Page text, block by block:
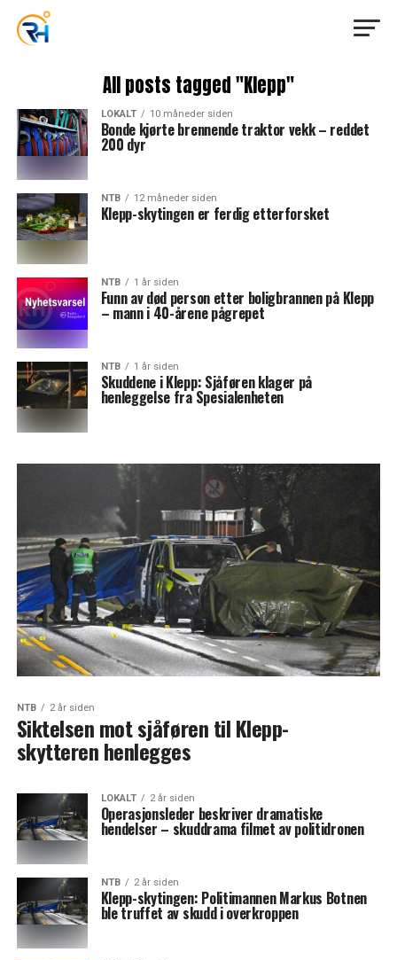
All posts tagged "Klepp"
LOKALT 10 måneder siden
Bonde kjørte brennende traktor vekk – reddet
200 dyr
NTB 12 måneder siden
Klepp-skytingen er ferdig etterforsket
NTB 1 år siden
Funn av død person etter boligbrannen på Klepp
– mann i 40-årene pågrepet
NTB 1 år siden
Skuddene i Klepp: Sjåføren klager på
henleggelse fra Spesialenheten
NTB 2 år siden
Siktelsen mot sjåføren til Klepp-
skytteren henlegges
LOKALT 2 år siden
Operasjonsleder beskriver dramatiske
hendelser – skuddrama filmet av politidronen
NTB 2 år siden
Klepp-skytingen: Politimannen Markus Botnen
ble truffet av skudd i overkroppen